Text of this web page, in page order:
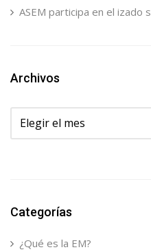
ASEM participa en el izado
Archivos
Archivos
Categorías
¿Qué es la EM?